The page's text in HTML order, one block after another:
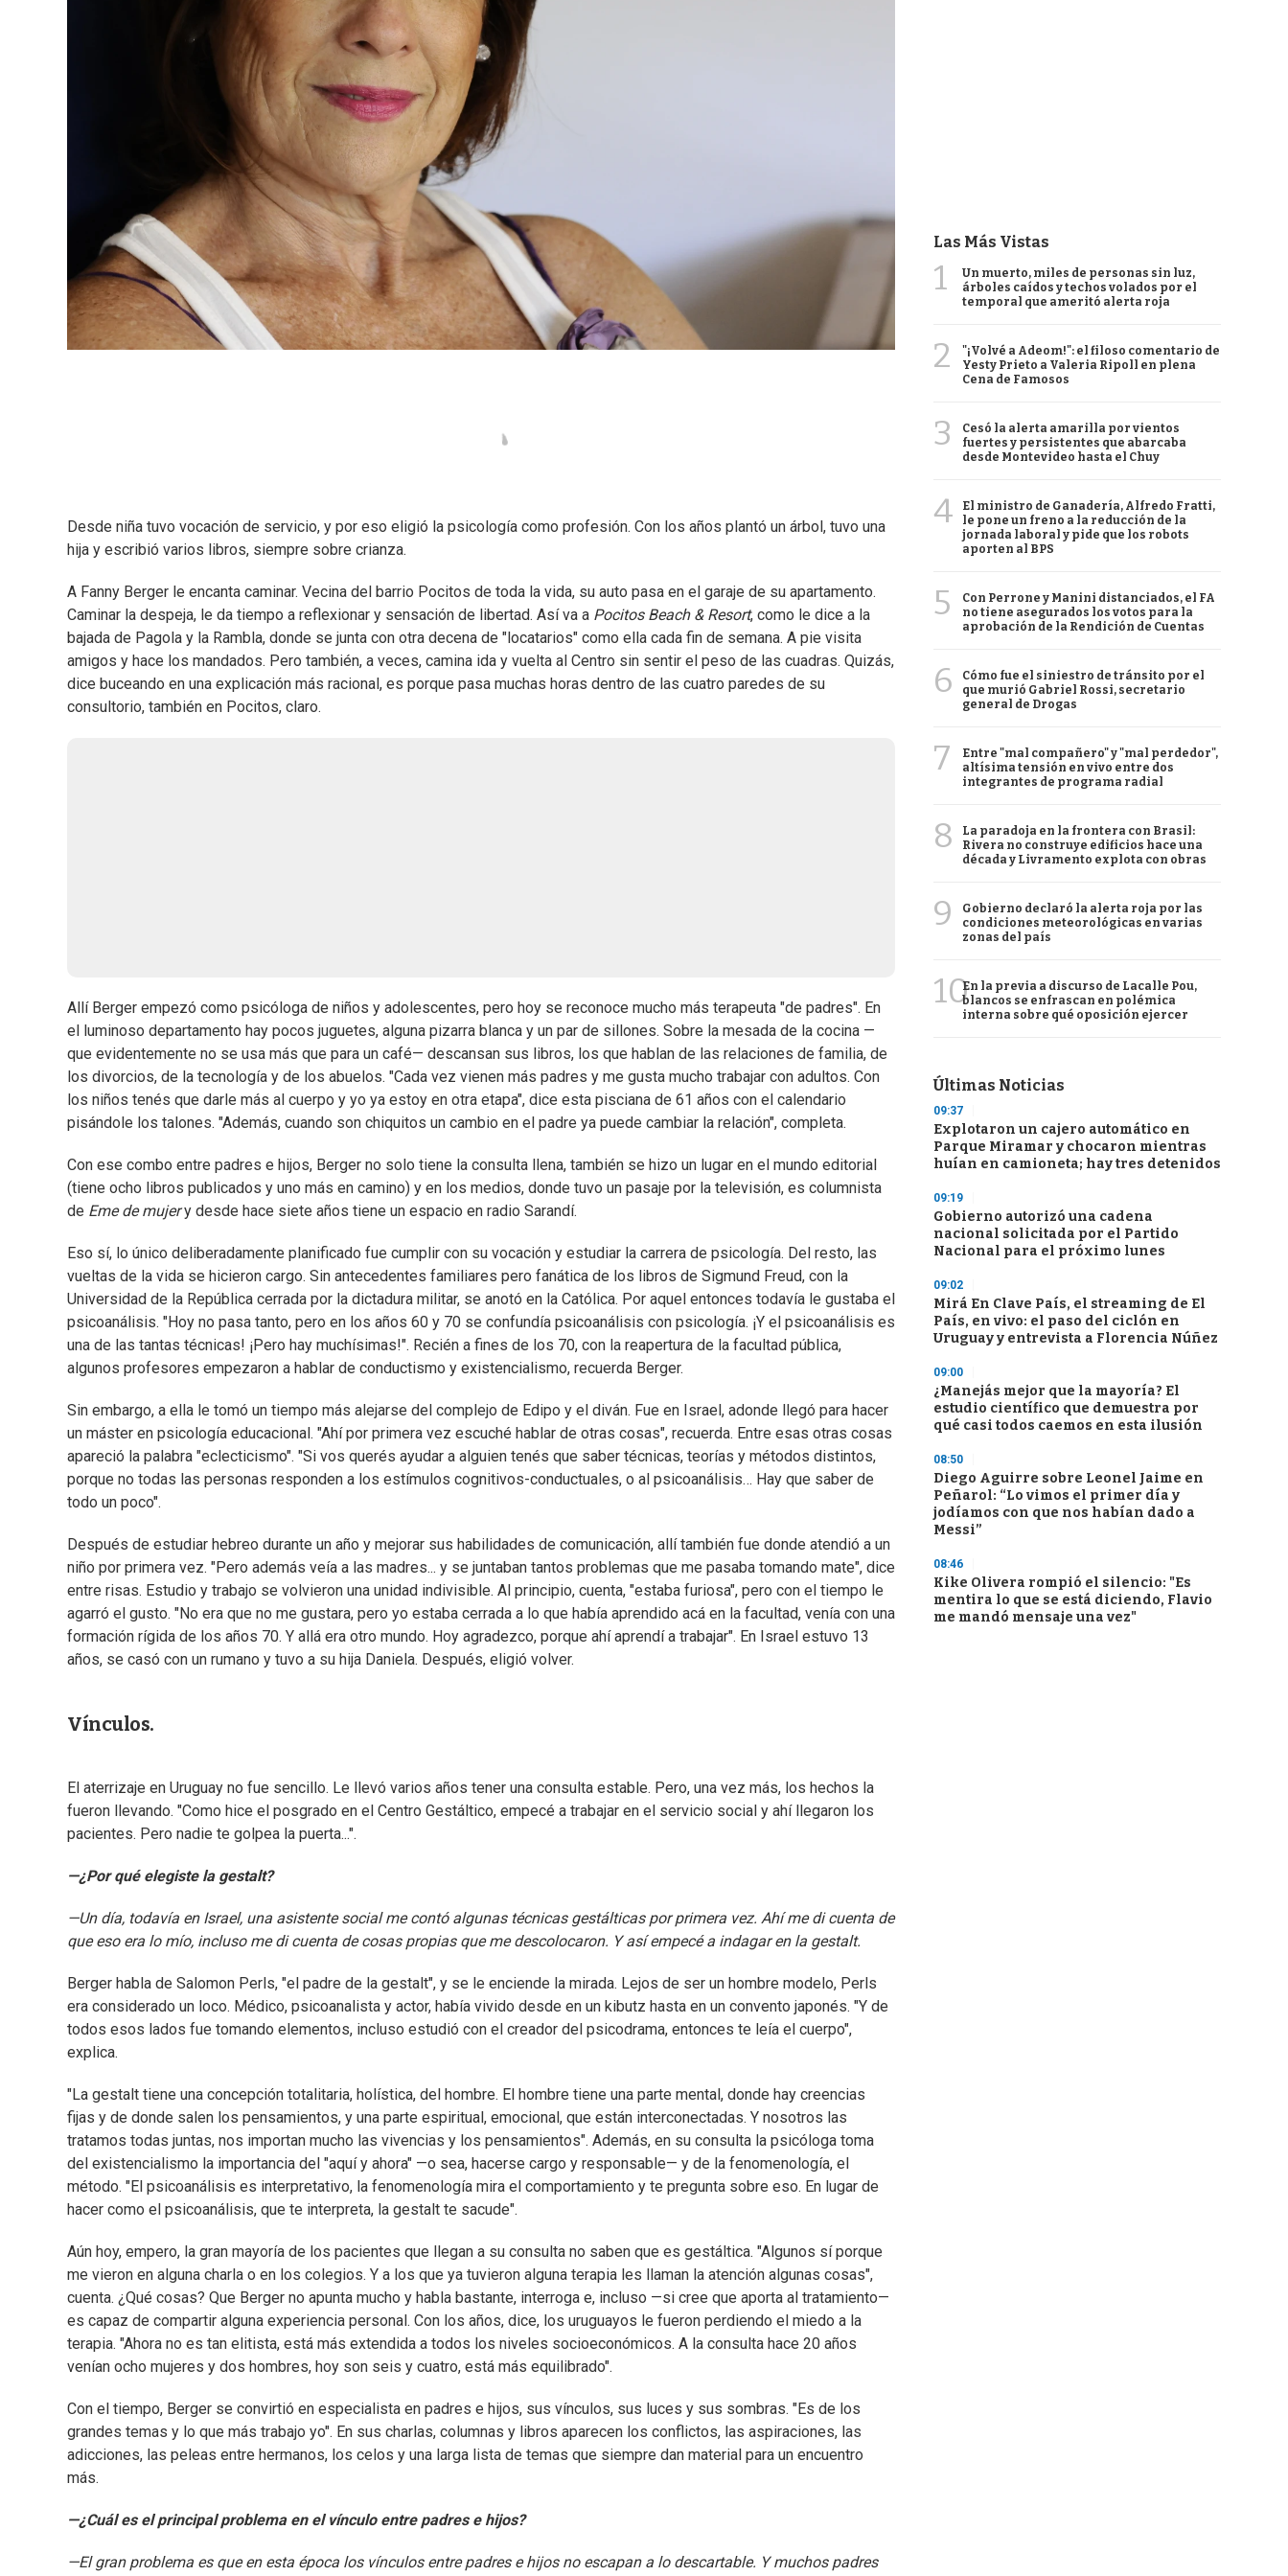
Desde niña tuvo vocación de servicio, y por eso eligió la psicología como profesión. Con los años plantó un árbol, tuvo una
hija y escribió varios libros, siempre sobre crianza.
A Fanny Berger le encanta caminar. Vecina del barrio Pocitos de toda la vida, su auto pasa en el garaje de su apartamento.
Caminar la despeja, le da tiempo a reflexionar y sensación de libertad. Así va a Pocitos Beach & Resort, como le dice a la
bajada de Pagola y la Rambla, donde se junta con otra decena de "locatarios" como ella cada fin de semana. A pie visita
amigos y hace los mandados. Pero también, a veces, camina ida y vuelta al Centro sin sentir el peso de las cuadras. Quizás,
dice buceando en una explicación más racional, es porque pasa muchas horas dentro de las cuatro paredes de su
consultorio, también en Pocitos, claro.
Allí Berger empezó como psicóloga de niños y adolescentes, pero hoy se reconoce mucho más terapeuta "de padres". En
el luminoso departamento hay pocos juguetes, alguna pizarra blanca y un par de sillones. Sobre la mesada de la cocina —
que evidentemente no se usa más que para un café— descansan sus libros, los que hablan de las relaciones de familia, de
los divorcios, de la tecnología y de los abuelos. "Cada vez vienen más padres y me gusta mucho trabajar con adultos. Con
los niños tenés que darle más al cuerpo y yo ya estoy en otra etapa", dice esta pisciana de 61 años con el calendario
pisándole los talones. "Además, cuando son chiquitos un cambio en el padre ya puede cambiar la relación", completa.
Con ese combo entre padres e hijos, Berger no solo tiene la consulta llena, también se hizo un lugar en el mundo editorial
(tiene ocho libros publicados y uno más en camino) y en los medios, donde tuvo un pasaje por la televisión, es columnista
de Eme de mujery desde hace siete años tiene un espacio en radio Sarandí.
Eso sí, lo único deliberadamente planificado fue cumplir con su vocación y estudiar la carrera de psicología. Del resto, las
vueltas de la vida se hicieron cargo. Sin antecedentes familiares pero fanática de los libros de Sigmund Freud, con la
Universidad de la República cerrada por la dictadura militar, se anotó en la Católica. Por aquel entonces todavía le gustaba el
psicoanálisis. "Hoy no pasa tanto, pero en los años 60 y 70 se confundía psicoanálisis con psicología. ¡Y el psicoanálisis es
una de las tantas técnicas! ¡Pero hay muchísimas!". Recién a fines de los 70, con la reapertura de la facultad pública,
algunos profesores empezaron a hablar de conductismo y existencialismo, recuerda Berger.
Sin embargo, a ella le tomó un tiempo más alejarse del complejo de Edipo y el diván. Fue en Israel, adonde llegó para hacer
un máster en psicología educacional. "Ahí por primera vez escuché hablar de otras cosas", recuerda. Entre esas otras cosas
apareció la palabra "eclecticismo". "Si vos querés ayudar a alguien tenés que saber técnicas, teorías y métodos distintos,
porque no todas las personas responden a los estímulos cognitivos-conductuales, o al psicoanálisis… Hay que saber de
todo un poco".
Después de estudiar hebreo durante un año y mejorar sus habilidades de comunicación, allí también fue donde atendió a un
niño por primera vez. "Pero además veía a las madres... y se juntaban tantos problemas que me pasaba tomando mate", dice
entre risas. Estudio y trabajo se volvieron una unidad indivisible. Al principio, cuenta, "estaba furiosa", pero con el tiempo le
agarró el gusto. "No era que no me gustara, pero yo estaba cerrada a lo que había aprendido acá en la facultad, venía con una
formación rígida de los años 70. Y allá era otro mundo. Hoy agradezco, porque ahí aprendí a trabajar". En Israel estuvo 13
años, se casó con un rumano y tuvo a su hija Daniela. Después, eligió volver.
Vínculos.
El aterrizaje en Uruguay no fue sencillo. Le llevó varios años tener una consulta estable. Pero, una vez más, los hechos la
fueron llevando. "Como hice el posgrado en el Centro Gestáltico, empecé a trabajar en el servicio social y ahí llegaron los
pacientes. Pero nadie te golpea la puerta...".
—¿Por qué elegiste la gestalt?
—Un día, todavía en Israel, una asistente social me contó algunas técnicas gestálticas por primera vez. Ahí me di cuenta de
que eso era lo mío, incluso me di cuenta de cosas propias que me descolocaron. Y así empecé a indagar en la gestalt.
Berger habla de Salomon Perls, "el padre de la gestalt", y se le enciende la mirada. Lejos de ser un hombre modelo, Perls
era considerado un loco. Médico, psicoanalista y actor, había vivido desde en un kibutz hasta en un convento japonés. "Y de
todos esos lados fue tomando elementos, incluso estudió con el creador del psicodrama, entonces te leía el cuerpo",
explica.
"La gestalt tiene una concepción totalitaria, holística, del hombre. El hombre tiene una parte mental, donde hay creencias
fijas y de donde salen los pensamientos, y una parte espiritual, emocional, que están interconectadas. Y nosotros las
tratamos todas juntas, nos importan mucho las vivencias y los pensamientos". Además, en su consulta la psicóloga toma
del existencialismo la importancia del "aquí y ahora" —o sea, hacerse cargo y responsable— y de la fenomenología, el
método. "El psicoanálisis es interpretativo, la fenomenología mira el comportamiento y te pregunta sobre eso. En lugar de
hacer como el psicoanálisis, que te interpreta, la gestalt te sacude".
Aún hoy, empero, la gran mayoría de los pacientes que llegan a su consulta no saben que es gestáltica. "Algunos sí porque
me vieron en alguna charla o en los colegios. Y a los que ya tuvieron alguna terapia les llaman la atención algunas cosas",
cuenta. ¿Qué cosas? Que Berger no apunta mucho y habla bastante, interroga e, incluso —si cree que aporta al tratamiento—
es capaz de compartir alguna experiencia personal. Con los años, dice, los uruguayos le fueron perdiendo el miedo a la
terapia. "Ahora no es tan elitista, está más extendida a todos los niveles socioeconómicos. A la consulta hace 20 años
venían ocho mujeres y dos hombres, hoy son seis y cuatro, está más equilibrado".
Con el tiempo, Berger se convirtió en especialista en padres e hijos, sus vínculos, sus luces y sus sombras. "Es de los
grandes temas y lo que más trabajo yo". En sus charlas, columnas y libros aparecen los conflictos, las aspiraciones, las
adicciones, las peleas entre hermanos, los celos y una larga lista de temas que siempre dan material para un encuentro
más.
—¿Cuál es el principal problema en el vínculo entre padres e hijos?
—El gran problema es que en esta época los vínculos entre padres e hijos no escapan a lo descartable. Y muchos padres
Las Más Vistas
1
Un muerto, miles de personas sin luz,
árboles caídos y techos volados por el
temporal que ameritó alerta roja
2
"¡Volvé a Adeom!": el filoso comentario de
Yesty Prieto a Valeria Ripoll en plena
Cena de Famosos
3
Cesó la alerta amarilla por vientos
fuertes y persistentes que abarcaba
desde Montevideo hasta el Chuy
4
El ministro de Ganadería, Alfredo Fratti,
le pone un freno a la reducción de la
jornada laboral y pide que los robots
aporten al BPS
5
Con Perrone y Manini distanciados, el FA
no tiene asegurados los votos para la
aprobación de la Rendición de Cuentas
6
Cómo fue el siniestro de tránsito por el
que murió Gabriel Rossi, secretario
general de Drogas
7
Entre "mal compañero" y "mal perdedor",
altísima tensión en vivo entre dos
integrantes de programa radial
8
La paradoja en la frontera con Brasil:
Rivera no construye edificios hace una
década y Livramento explota con obras
9
Gobierno declaró la alerta roja por las
condiciones meteorológicas en varias
zonas del país
10En la previa a discurso de Lacalle Pou,
blancos se enfrascan en polémica
interna sobre qué oposición ejercer
Últimas Noticias
09:37
Explotaron un cajero automático en
Parque Miramar y chocaron mientras
huían en camioneta; hay tres detenidos
09:19
Gobierno autorizó una cadena
nacional solicitada por el Partido
Nacional para el próximo lunes
09:02
Mirá En Clave País, el streaming de El
País, en vivo: el paso del ciclón en
Uruguay y entrevista a Florencia Núñez
09:00
¿Manejás mejor que la mayoría? El
estudio científico que demuestra por
qué casi todos caemos en esta ilusión
08:50
Diego Aguirre sobre Leonel Jaime en
Peñarol: “Lo vimos el primer día y
jodíamos con que nos habían dado a
Messi”
08:46
Kike Olivera rompió el silencio: "Es
mentira lo que se está diciendo, Flavio
me mandó mensaje una vez"